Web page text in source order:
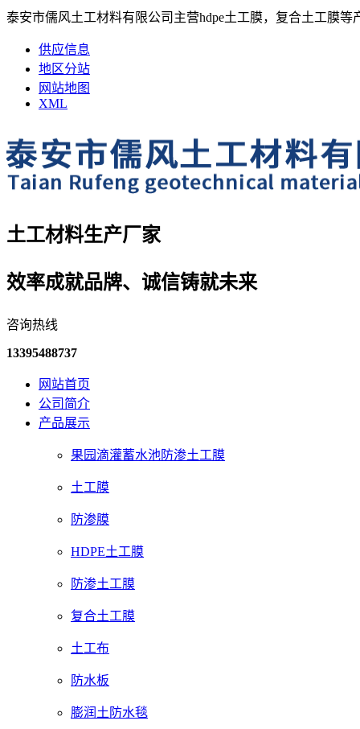
泰安市儒风土工材料有限公司主营hdpe土工膜，复合土工膜等
供应信息
地区分站
网站地图
XML
土工材料生产厂家
效率成就品牌、诚信铸就未来
咨询热线
13395488737
网站首页
公司简介
产品展示
果园滴灌蓄水池防渗土工膜
土工膜
防渗膜
HDPE土工膜
防渗土工膜
复合土工膜
土工布
防水板
膨润土防水毯